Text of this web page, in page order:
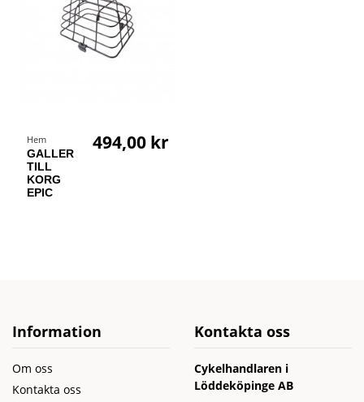
Hem
GALLER
TILL
KORG
EPIC
494,00 kr
Information
Om oss
Kontakta oss
Kontakta oss
Cykelhandlaren i
Löddeköpinge AB